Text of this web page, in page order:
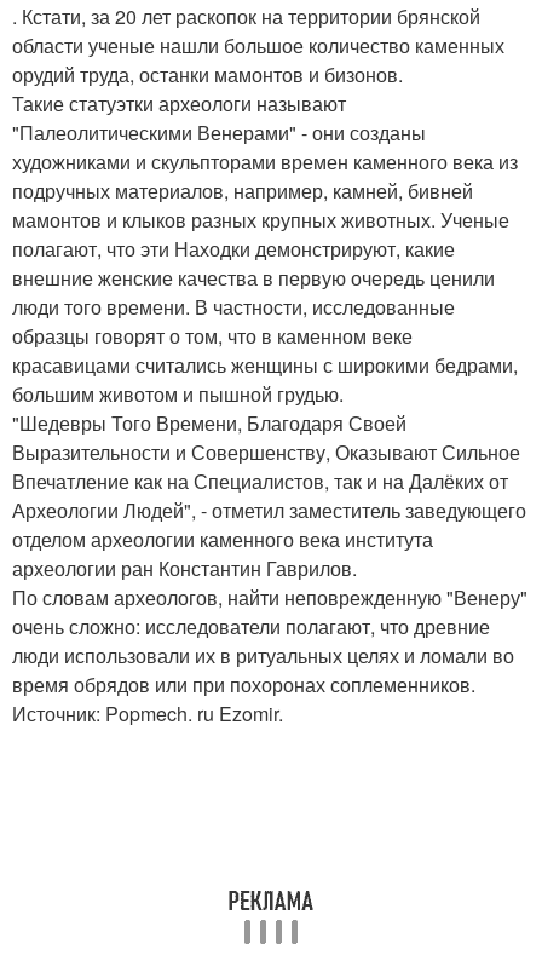
. Кстати, за 20 лет раскопок на территории брянской
области ученые нашли большое количество каменных
орудий труда, останки мамонтов и бизонов.
Такие статуэтки археологи называют
"Палеолитическими Венерами" - они созданы
художниками и скульпторами времен каменного века из
подручных материалов, например, камней, бивней
мамонтов и клыков разных крупных животных. Ученые
полагают, что эти Находки демонстрируют, какие
внешние женские качества в первую очередь ценили
люди того времени. В частности, исследованные
образцы говорят о том, что в каменном веке
красавицами считались женщины с широкими бедрами,
большим животом и пышной грудью.
"Шедевры Того Времени, Благодаря Своей
Выразительности и Совершенству, Оказывают Сильное
Впечатление как на Специалистов, так и на Далёких от
Археологии Людей", - отметил заместитель заведующего
отделом археологии каменного века института
археологии ран Константин Гаврилов.
По словам археологов, найти неповрежденную "Венеру"
очень сложно: исследователи полагают, что древние
люди использовали их в ритуальных целях и ломали во
время обрядов или при похоронах соплеменников.
Источник: Popmech. ru Ezomir.